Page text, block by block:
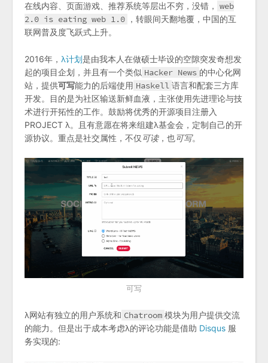
在线内容、页面游戏、推荐系统等层出不穷，没错， web
2.0 is eating web 1.0 ，转眼间天翻地覆，中国的互
联网普及度飞跃式上升。
2016年， λ计划是由我本人在做硕士毕设的空隙突发奇想发
起的项目企划，并且有一个类似 Hacker News 的中心化网
站，提供可写能力的后端使用 Haskell 语言和配套三方库
开发。目的是为社区输送新鲜血液，主张使用先进理论与技
术进行开拓性的工作。鼓励将优秀的开源项目注册入
PROJECT λ。且有意愿在将来组建λ基金会，定制自己的开
源协议。重点是社交属性，不仅 可读，也可写。
可写
λ网站有独立的用户系统和 Chatroom 模块为用户提供交流
的能力。但是出于成本考虑λ的评论功能是借助 Disqus 服
务实现的: